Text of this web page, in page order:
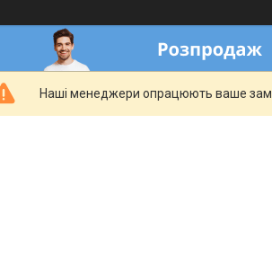
Наші менеджери опрацюють ваше